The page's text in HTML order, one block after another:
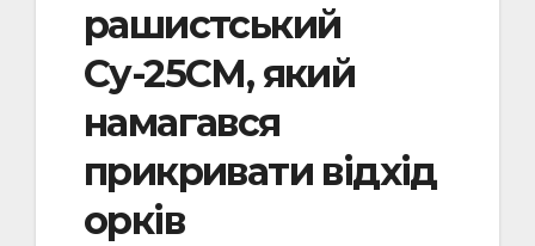
рашистський
Су-25СМ, який
намагався
прикривати відхід
орків